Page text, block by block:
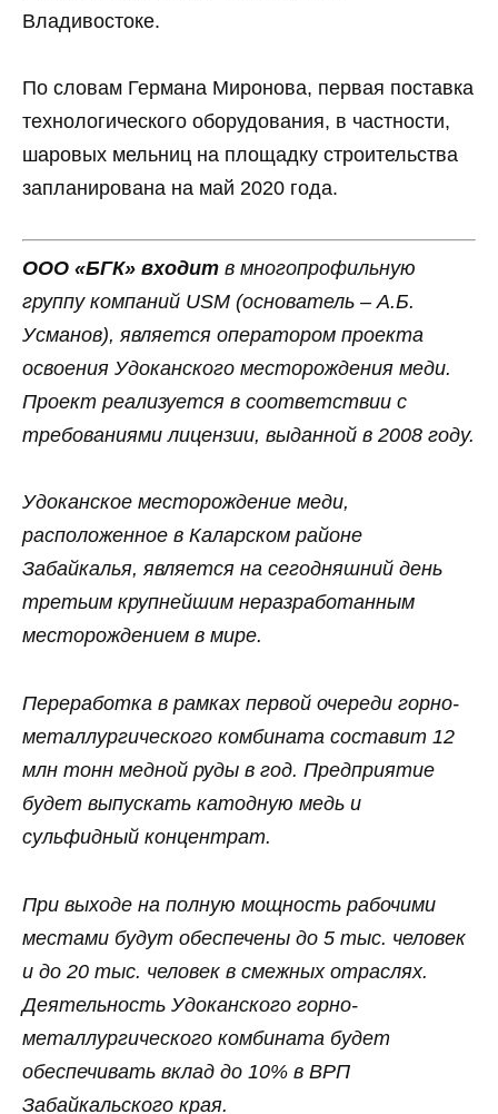
Владивостоке.
По словам Германа Миронова, первая поставка
технологического оборудования, в частности,
шаровых мельниц на площадку строительства
запланирована на май 2020 года.
ООО «БГК» входит в многопрофильную
группу компаний USM (основатель – А.Б.
Усманов), является оператором проекта
освоения Удоканского месторождения меди.
Проект реализуется в соответствии с
требованиями лицензии, выданной в 2008 году.
Удоканское месторождение меди,
расположенное в Каларском районе
Забайкалья, является на сегодняшний день
третьим крупнейшим неразработанным
месторождением в мире.
Переработка в рамках первой очереди горно-
металлургического комбината составит 12
млн тонн медной руды в год. Предприятие
будет выпускать катодную медь и
сульфидный концентрат.
При выходе на полную мощность рабочими
местами будут обеспечены до 5 тыс. человек
и до 20 тыс. человек в смежных отраслях.
Деятельность Удоканского горно-
металлургического комбината будет
обеспечивать вклад до 10% в ВРП
Забайкальского края.